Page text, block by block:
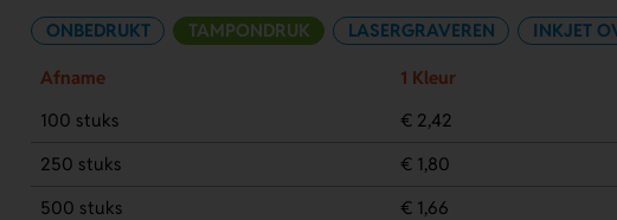
ONBEDRUKT TAMPONDRUK LASERGRAVEREN INKJET
Afname 1 Kleur
100 stuks
€ 2,42
250 stuks
€ 1,80
500 stuks
€ 1,66